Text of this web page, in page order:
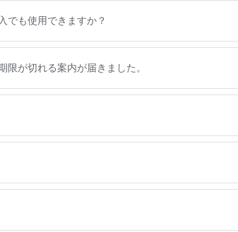
でも使用できますか？
が切れる案内が届きました。